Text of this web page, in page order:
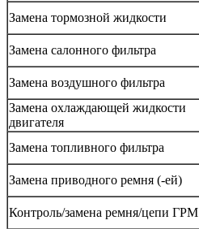
Замена тормозной жидкости
Замена салонного фильтра
Замена воздушного фильтра
Замена охлаждающей жидкости
двигателя
Замена топливного фильтра
Замена приводного ремня (-ей)
Контроль/замена ремня/цепи ГРМ